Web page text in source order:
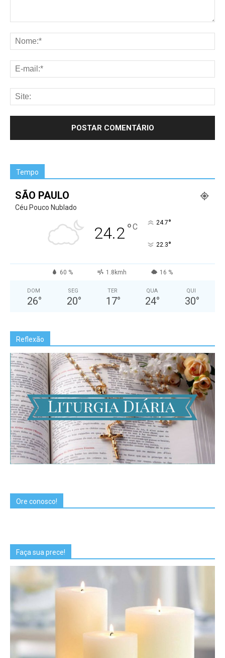
Tempo
SÃO PAULO
Céu Pouco Nublado
24.2°C 24.7°
22.3°
60 % 1.8kmh 16 %
DOM
26°
SEG
20°
TER
17°
QUA
24°
QUI
30°
Reflexão
Ore conosco!
Faça sua prece!